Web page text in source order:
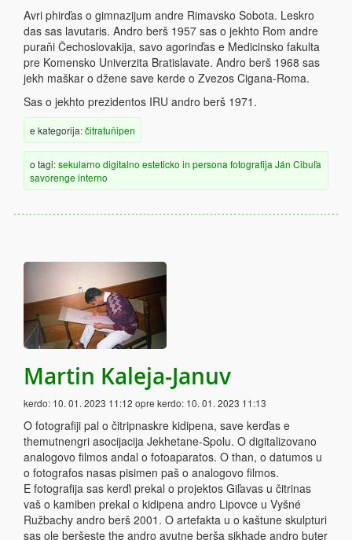
Avri phirďas o gimnazijum andre Rimavsko Sobota. Leskro
das sas lavutaris. Andro berš 1957 sas o jekhto Rom andre
puraňi Čechoslovakija, savo agorinďas e Medicinsko fakulta
pre Komensko Univerzita Bratislavate. Andro berš 1968 sas
jekh maškar o džene save kerde o Zvezos Cigana-Roma.
Sas o jekhto prezidentos IRU andro berš 1971.
e kategorija:čitratuňipen
o tagi:sekularno digitalno esteticko in persona fotografija Ján Cibuľa
savorenge interno
Martin Kaleja-Januv
kerdo: 10. 01. 2023 11:12 opre kerdo: 10. 01. 2023 11:13
O fotografiji pal o čitripnaskre kidipena, save kerďas e
themutnengri asocijacija Jekhetane-Spolu. O digitalizovano
analogovo filmos andal o fotoaparatos. O than, o datumos u
o fotografos nasas pisimen paš o analogovo filmos.
E fotografija sas kerďi prekal o projektos Giľavas u čitrinas
vaš o kamiben prekal o kidipena andro Lipovce u Vyšné
Ružbachy andro berš 2001. O artefakta u o kaštune skulpturi
sas ole beršeste the andro avutne berša sikhade andro buter